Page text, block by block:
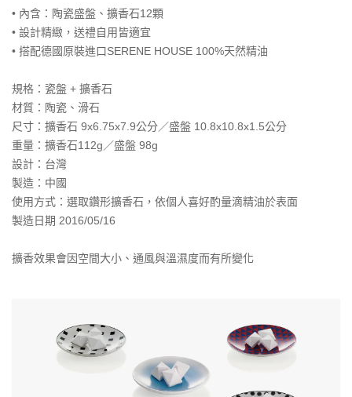
• 內含：陶瓷盛盤、擴香石12顆
• 設計精緻，送禮自用皆適宜
• 搭配德國原裝進口SERENE HOUSE 100%天然精油
規格：瓷盤 + 擴香石
材質：陶瓷、滑石
尺寸：擴香石 9x6.75x7.9公分／盛盤 10.8x10.8x1.5公分
重量：擴香石112g／盛盤 98g
設計：台灣
製造：中國
使用方式：選取鑽形擴香石，依個人喜好酌量滴精油於表面
製造日期 2016/05/16
擴香效果會因空間大小、通風與溫濕度而有所變化